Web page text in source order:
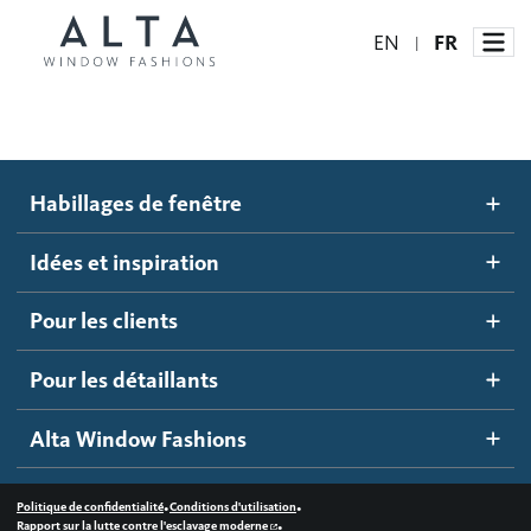
EN | FR
Stores automatisés
Stores alvéolés
Stores à enrouleur
Stores à bandes
Stores translucides
Stores en bois
Idées et inspiration
Blogue
Galerie d'inspiration
Comment ça marche
Devenir un détaillant
Accès détaillant
Contactez-nous
Habillages de fenêtre
Idées et inspiration
Pour les clients
Pour les détaillants
Alta Window Fashions
Politique de confidentialité•Conditions d'utilisation•
Rapport sur la lutte contre l'esclavage moderne •